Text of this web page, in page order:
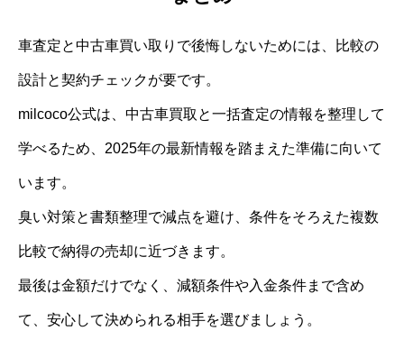
車査定と中古車買い取りで後悔しないためには、比較の
設計と契約チェックが要です。
milcoco公式は、中古車買取と一括査定の情報を整理して
学べるため、2025年の最新情報を踏まえた準備に向いて
います。
臭い対策と書類整理で減点を避け、条件をそろえた複数
比較で納得の売却に近づきます。
最後は金額だけでなく、減額条件や入金条件まで含め
て、安心して決められる相手を選びましょう。